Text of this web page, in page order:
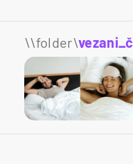
\\folder\